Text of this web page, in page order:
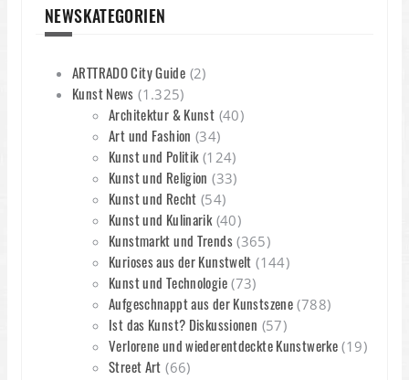
NEWSKATEGORIEN
ARTTRADO City Guide (2)
Kunst News (1.325)
Architektur & Kunst (40)
Art und Fashion (34)
Kunst und Politik(124)
Kunst und Religion (33)
Kunst und Recht (54)
Kunst und Kulinarik(40)
Kunstmarkt und Trends(365)
Kurioses aus der Kunstwelt (144)
Kunst und Technologie(73)
Aufgeschnappt aus der Kunstszene (788)
Ist das Kunst? Diskussionen (57)
Verlorene und wiederentdeckte Kunstwerke (19)
Street Art (66)